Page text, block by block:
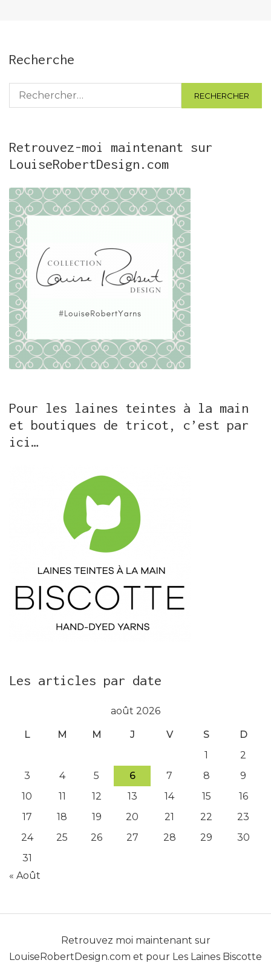
Recherche
Rechercher :
Retrouvez-moi maintenant sur
LouiseRobertDesign.com
Pour les laines teintes à la main
et boutiques de tricot, c’est par
ici…
Les articles par date
août 2026
L M M J V S
D
1
2
3
4 5 6 7 8
9
10
11 12 13 14 15
16
17
18 19 20 21 22
23
24
25 26 27 28 29
30
31
« Août
Retrouvez moi maintenant sur
LouiseRobertDesign.com et pour Les Laines Biscotte